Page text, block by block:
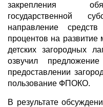
закрепления
государственной
направление
процентов на развитие
детских загородных
озвучил
предоставлении
пользование ФПОКО.
В результате